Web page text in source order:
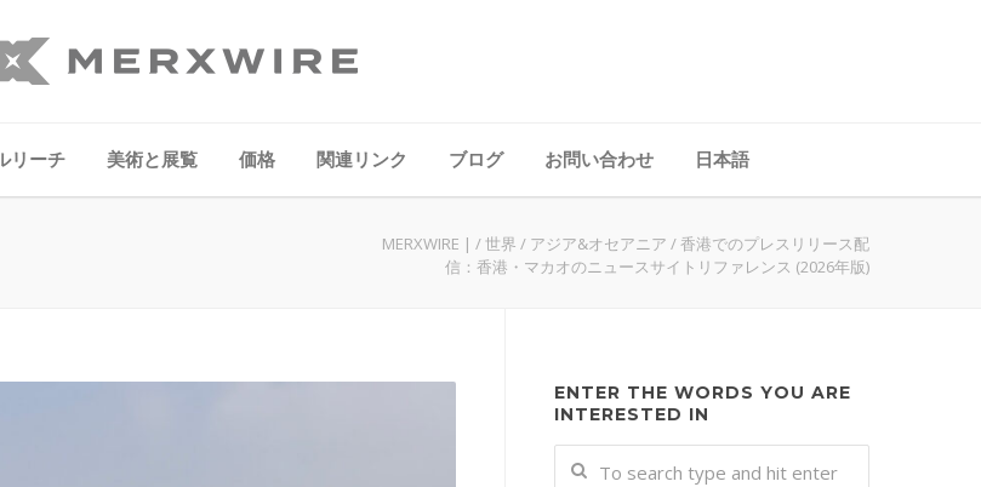
リーチ 美術と展覧 価格 関連リンク ブログ お問い合わせ 日本語
MERXWIRE | /世界 / アジア&オセアニア /香港でのプレスリリース配
信：香港・マカオのニュースサイトリファレンス (2026年版)
ENTER THE WORDS YOU ARE
INTERESTED IN